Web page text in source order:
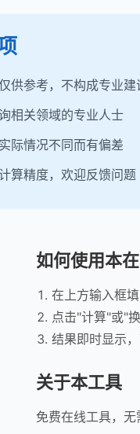
供参考，不构成专业建
相关领域的专业人士
际情况不同而有偏差
算精度，欢迎反馈问题
如何使用本
在上方输入框
点击"计算"或"
结果即时显示
关于本工具
免费在线工具，无